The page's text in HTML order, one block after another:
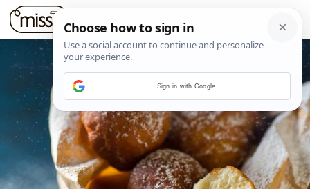
Sign in with Google